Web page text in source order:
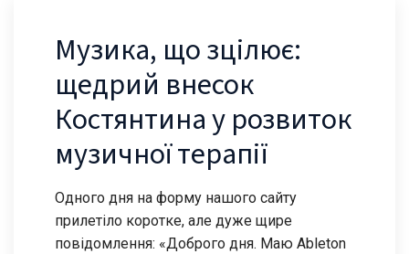
Музика, що зцілює:
щедрий внесок
Костянтина у розвиток
музичної терапії
Одного дня на форму нашого сайту
прилетіло коротке, але дуже щире
повідомлення: «Доброго дня. Маю Ableton